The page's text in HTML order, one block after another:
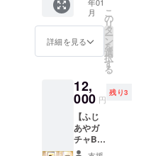
る美容
グッズ
をセレ
クト。
ふじあ
や愛用
をお届
け♡ご
自身へ
のギフ
トとし
てはも
ちろ
年01
月
詳細を見る
こ
の
リ
タ
ー
ン
を
選
択
す
る
12,
000 円
残り3
【ふじ
あやガ
チャB
＆サイ